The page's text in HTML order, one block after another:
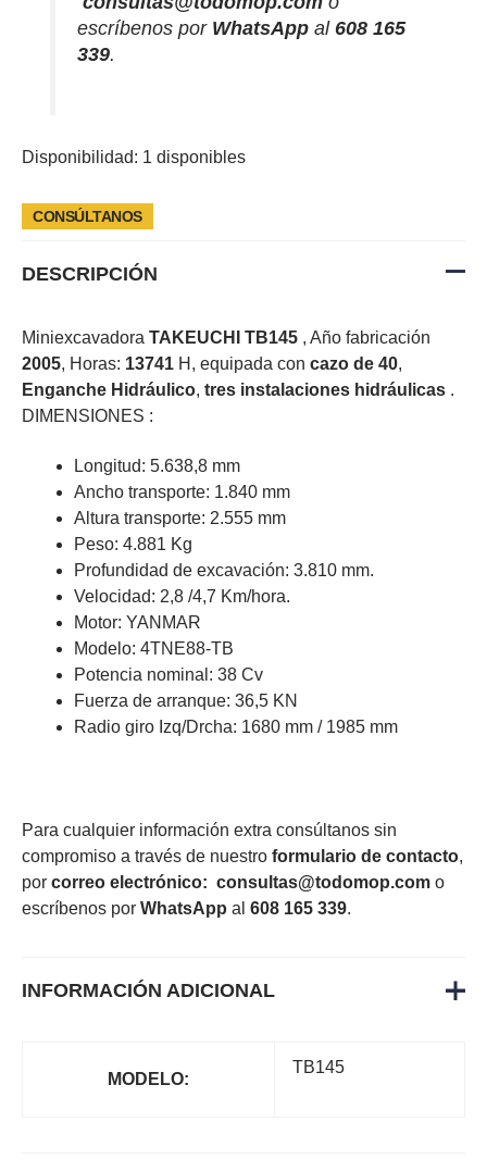
escríbenos por WhatsApp al608 165
339.
Disponibilidad: 1 disponibles
CONSÚLTANOS
DESCRIPCIÓN
Miniexcavadora TAKEUCHI TB145 , Año fabricación
2005, Horas: 13741 H, equipada con cazo de 40,
Enganche Hidráulico, tres instalaciones hidráulicas .
DIMENSIONES :
Longitud: 5.638,8 mm
Ancho transporte: 1.840 mm
Altura transporte: 2.555 mm
Peso: 4.881 Kg
Profundidad de excavación: 3.810 mm.
Velocidad: 2,8 /4,7 Km/hora.
Motor: YANMAR
Modelo: 4TNE88-TB
Potencia nominal: 38 Cv
Fuerza de arranque: 36,5 KN
Radio giro Izq/Drcha: 1680 mm / 1985 mm
Para cualquier información extra consúltanos sin
compromiso a través de nuestro formulario de contacto,
por correo electrónico: consultas@todomop.com o
escríbenos por WhatsApp al 608 165 339.
INFORMACIÓN ADICIONAL
MODELO:
TB145